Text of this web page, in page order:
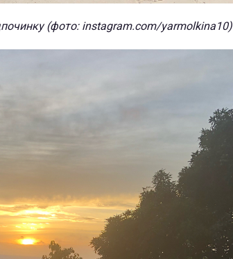
(фото: instagram.com/yarmolkina10)